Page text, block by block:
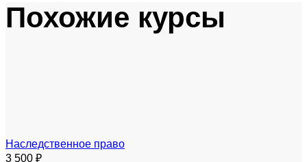
Похожие курсы
Наследственное право
3 500 ₽